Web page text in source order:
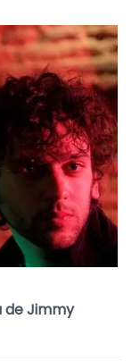
de Jimmy